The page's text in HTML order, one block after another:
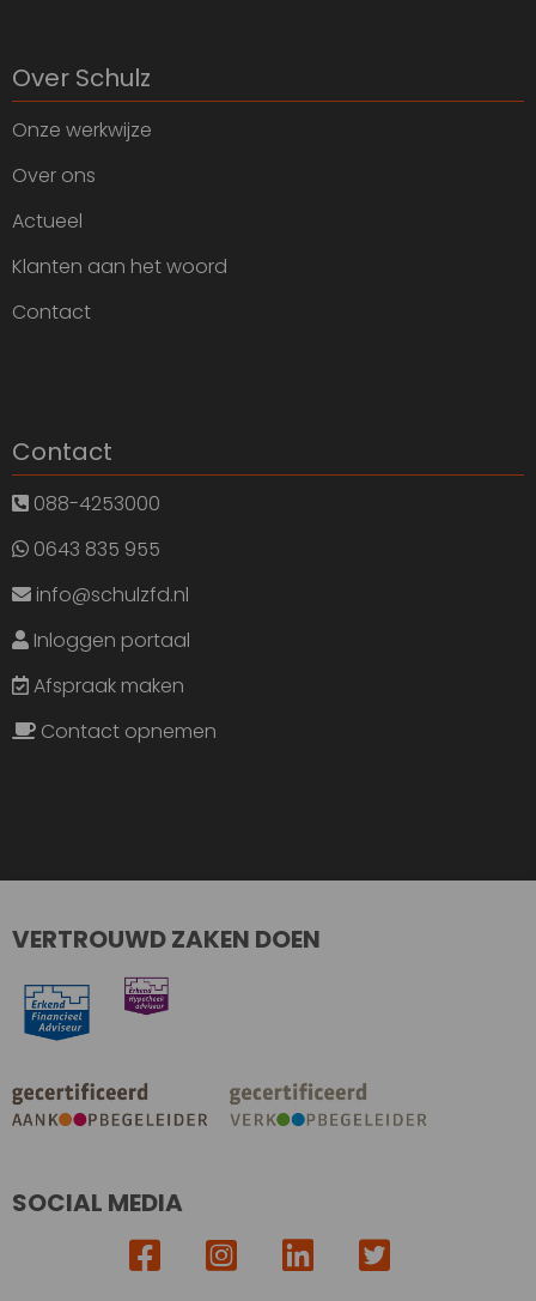
Over Schulz
Onze werkwijze
Over ons
Actueel
Klanten aan het woord
Contact
Contact
088-4253000
0643 835 955
info@schulzfd.nl
Inloggen portaal
Afspraak maken
Contact opnemen
VERTROUWD ZAKEN DOEN
SOCIAL MEDIA